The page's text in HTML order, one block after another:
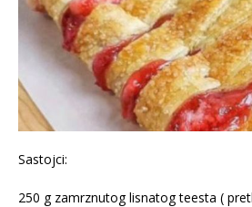
Sastojci:
250 g zamrznutog lisnatog teesta (